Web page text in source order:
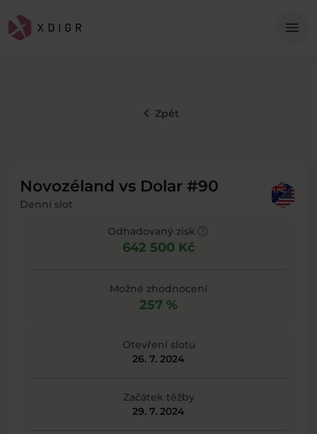
menu
keyboard_arrow_left Zpět
Novozéland vs Dolar #90
Denní slot
Odhadovaný zisk
642 500 Kč
Možné zhodnocení
257 %
Otevření slotu
26. 7. 2024
Začátek těžby
29. 7. 2024